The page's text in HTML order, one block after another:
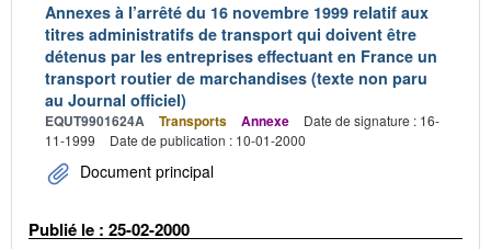
Annexes à l’arrêté du 16 novembre 1999 relatif aux
titres administratifs de transport qui doivent être
détenus par les entreprises effectuant en France un
transport routier de marchandises (texte non paru
au Journal officiel)
EQUT9901624A Transports Annexe
Date de signature : 16-
11-1999
Date de publication : 10-01-2000
Document principal
Publié le : 25-02-2000